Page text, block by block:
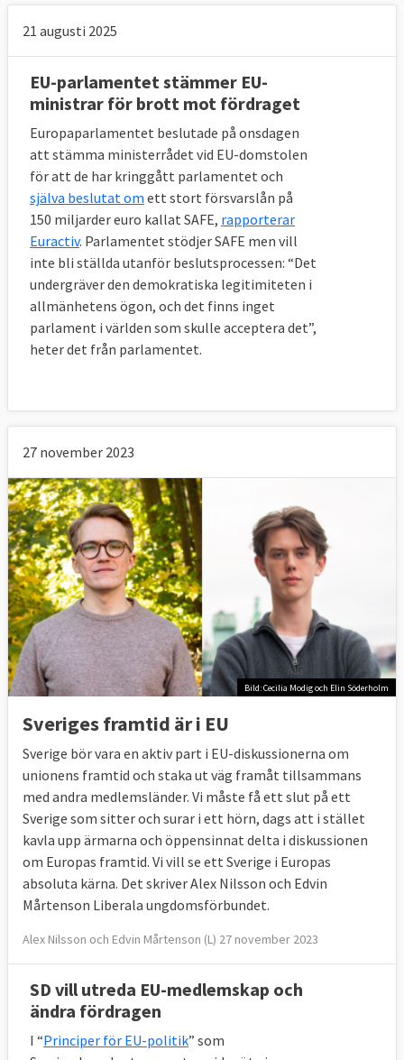
21 augusti 2025
EU-parlamentet stämmer EU-
ministrar för brott mot fördraget
Europaparlamentet beslutade på onsdagen
att stämma ministerrådet vid EU-domstolen
för att de har kringgått parlamentet och
själva beslutat om ett stort försvarslån på
150 miljarder euro kallat SAFE, rapporterar
Euractiv. Parlamentet stödjer SAFE men vill
inte bli ställda utanför beslutsprocessen: “Det
undergräver den demokratiska legitimiteten i
allmänhetens ögon, och det finns inget
parlament i världen som skulle acceptera det”,
heter det från parlamentet.
27 november 2023
Bild: Cecilia Modig och Elin Söderholm
Sveriges framtid är i EU
Sverige bör vara en aktiv part i EU-diskussionerna om
unionens framtid och staka ut väg framåt tillsammans
med andra medlemsländer. Vi måste få ett slut på ett
Sverige som sitter och surar i ett hörn, dags att i stället
kavla upp ärmarna och öppensinnat delta i diskussionen
om Europas framtid. Vi vill se ett Sverige i Europas
absoluta kärna. Det skriver Alex Nilsson och Edvin
Mårtenson Liberala ungdomsförbundet.
Alex Nilsson och Edvin Mårtenson (L) 27 november 2023
SD vill utreda EU-medlemskap och
ändra fördragen
I “Principer för EU-politik” som